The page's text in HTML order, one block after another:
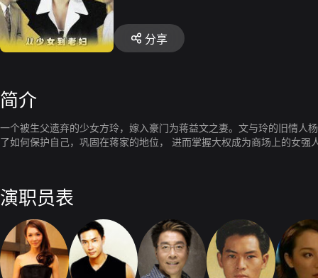
分享
简介
一个被生父遗弃的少女方玲，嫁入豪门为蒋益文之妻。文与玲的旧情人
了如何保护自己，巩固在蒋家的地位， 进而掌握大权成为商场上的女
演职员表